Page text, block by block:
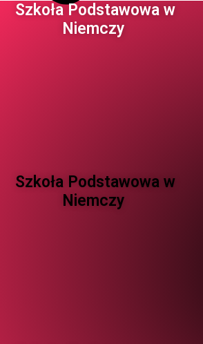
Szkoła Podstawowa w
Niemczy ​
Szkoła Podstawowa w
Niemczy ​